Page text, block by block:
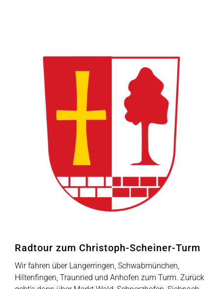
Radtour zum Christoph-Scheiner-Turm
Wir fahren über Langerringen, Schwabmünchen,
Hiltenfingen, Traunried und Anhofen zum Turm. Zurück